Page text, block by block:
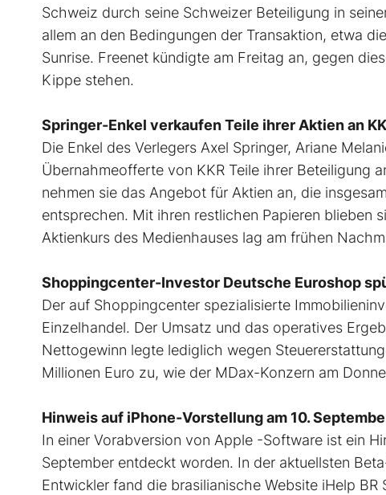
Schweiz durch seine Schweizer Beteiligung in
allem an den Bedingungen der Transaktion, etwa
Sunrise. Freenet kündigte am Freitag an, gegen
Kippe stehen.
Springer-Enkel verkaufen Teile ihrer Aktien an
Die Enkel des Verlegers Axel Springer, Ariane
Übernahmeofferte von KKR Teile ihrer Beteiligung
nehmen sie das Angebot für Aktien an, die
entsprechen. Mit ihren restlichen Papieren blieben
Aktienkurs des Medienhauses lag am frühen
Shoppingcenter-Investor Deutsche Euroshop
Der auf Shoppingcenter spezialisierte
Einzelhandel. Der Umsatz und das operatives
Nettogewinn legte lediglich wegen
Millionen Euro zu, wie der MDax-Konzern am
Hinweis auf iPhone-Vorstellung am 10.
In einer Vorabversion von Apple -Software ist ein
September entdeckt worden. In der aktuellsten
Entwickler fand die brasilianische Website iHelp